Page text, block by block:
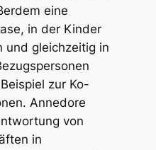
eine
in der Kinder
und gleichzeitig in
zur Ko-
Annedore
von
in